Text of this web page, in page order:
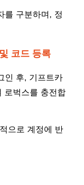
를 구분하며, 정
코드 등록
인 후, 기프트카
로벅스를 충전합
으로 계정에 반